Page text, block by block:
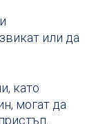
или да
като
могат да